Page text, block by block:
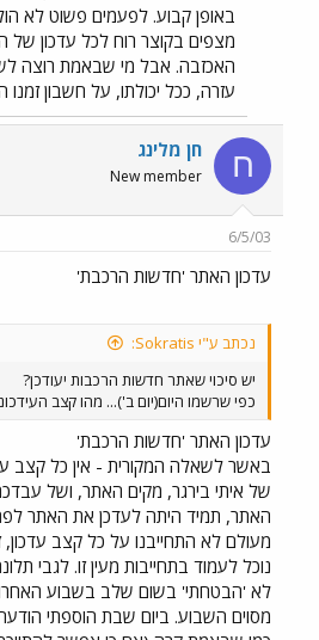
באופן קבוע. לפעמים פשוט לא
מצפים בקוצר רוח לכל עדכון של
האכזבה. אבל מי שבאמת רוצה
עזרה, ככל יכולתו, על חשבון זמנו
ח חן מלינג
New member
6/5/03
עדכון האתר 'חדשות הרכבת'
נכתב ע"י Sokratis:
יש סיכוי שאתר חדשות הרכבות יעודכן?
כפי שרשמו היום(יום ב')... מהו קצב
עדכון האתר 'חדשות הרכבת'
באשר לשאלה המקורית - אין כל קצב
של איתי בירגר, מקים האתר, ושל
האתר, תמיד היתה לעדכן את האתר
מעולם לא התחייבנו על כל קצב
נוכל לעמוד בתחייבות מעין זו. לגבי
לא 'הבטחתי' בשום שלב בשבוע
מסוים השבוע. ביום שבת הוספתי